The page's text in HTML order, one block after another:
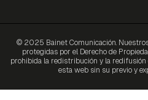
© 2025 Bainet Comunicación.
protegidas por el Derecho de
prohibida la redistribución y la redifusión
esta web sin su previo y